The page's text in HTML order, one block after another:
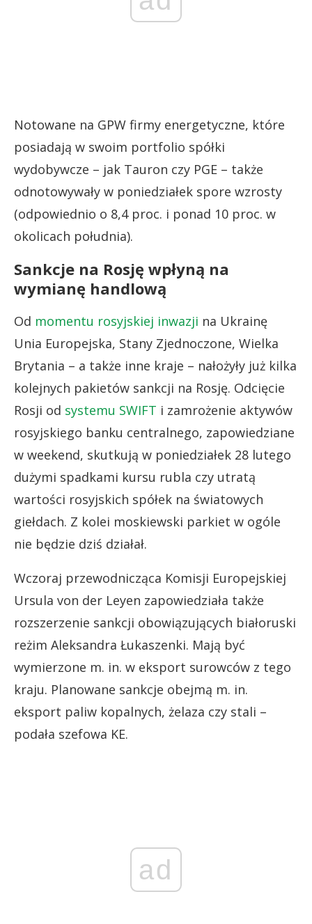
Notowane na GPW firmy energetyczne, które
posiadają w swoim portfolio spółki
wydobywcze – jak Tauron czy PGE – także
odnotowywały w poniedziałek spore wzrosty
(odpowiednio o 8,4 proc. i ponad 10 proc. w
okolicach południa).
Sankcje na Rosję wpłyną na
wymianę handlową
Od momentu rosyjskiej inwazji na Ukrainę
Unia Europejska, Stany Zjednoczone, Wielka
Brytania – a także inne kraje – nałożyły już kilka
kolejnych pakietów sankcji na Rosję. Odcięcie
Rosji od systemu SWIFT i zamrożenie aktywów
rosyjskiego banku centralnego, zapowiedziane
w weekend, skutkują w poniedziałek 28 lutego
dużymi spadkami kursu rubla czy utratą
wartości rosyjskich spółek na światowych
giełdach. Z kolei moskiewski parkiet w ogóle
nie będzie dziś działał.
Wczoraj przewodnicząca Komisji Europejskiej
Ursula von der Leyen zapowiedziała także
rozszerzenie sankcji obowiązujących białoruski
reżim Aleksandra Łukaszenki. Mają być
wymierzone m. in. w eksport surowców z tego
kraju. Planowane sankcje obejmą m. in.
eksport paliw kopalnych, żelaza czy stali –
podała szefowa KE.
ad